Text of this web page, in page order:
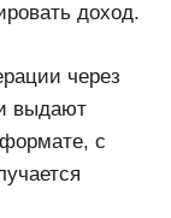
доход.
через
выдают
с